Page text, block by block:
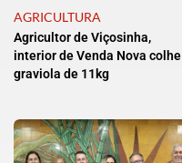
AGRICULTURA
Agricultor de Viçosinha,
interior de Venda Nova colhe
graviola de 11kg